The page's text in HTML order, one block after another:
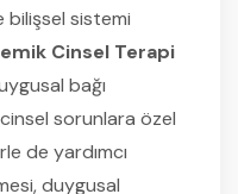
bilişsel sistemi
Cinsel Terapi
bağı
sorunlara özel
de yardımcı
duygusal